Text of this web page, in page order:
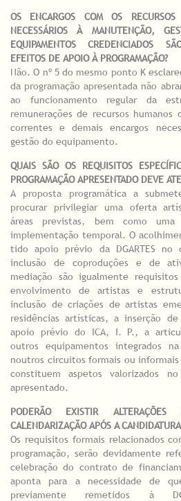
OS ENCARGOS COM OS
NECESSÁRIOS À MANUTENÇÃO,
EQUIPAMENTOS CREDENCIADOS
EFEITOS DE APOIO À PROGRAMAÇÃO?
Não. O nº 5 do mesmo ponto K
da programação apresentada não
ao funcionamento regular da
remunerações de recursos humanos
correntes e demais encargos
gestão do equipamento.
QUAIS SÃO OS REQUISITOS
PROGRAMAÇÃO APRESENTADO DEVE
A proposta programática a
procurar privilegiar uma oferta
áreas previstas, bem como
implementação temporal. O
tido apoio prévio da DGARTES
inclusão de coproduções e de
mediação são igualmente
envolvimento de artistas e
inclusão de criações de artistas
residências artísticas, a inserção
apoio prévio do ICA, I. P., a
outros equipamentos integrados
noutros circuitos formais ou
constituem aspetos valorizados
apresentado.
PODERÃO EXISTIR
CALENDARIZAÇÃO APÓS A
Os requisitos formais relacionados
programação, serão devidamente
celebração do contrato de
aponta para a necessidade de
previamente remetidos à